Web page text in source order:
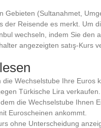
Gebieten (Sultanahmet,
der Reisende es merkt. Um
wechseln, indem Sie den
angezeigten satış-Kurs
die Wechselstube Ihre Euros
Türkische Lira verkaufen.
die Wechselstube Ihnen
Euroscheinen ankommt.
ohne Unterscheidung